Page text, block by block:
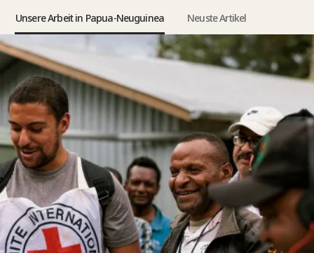
Unsere Arbeit in Papua-Neuguinea Neuste Artikel